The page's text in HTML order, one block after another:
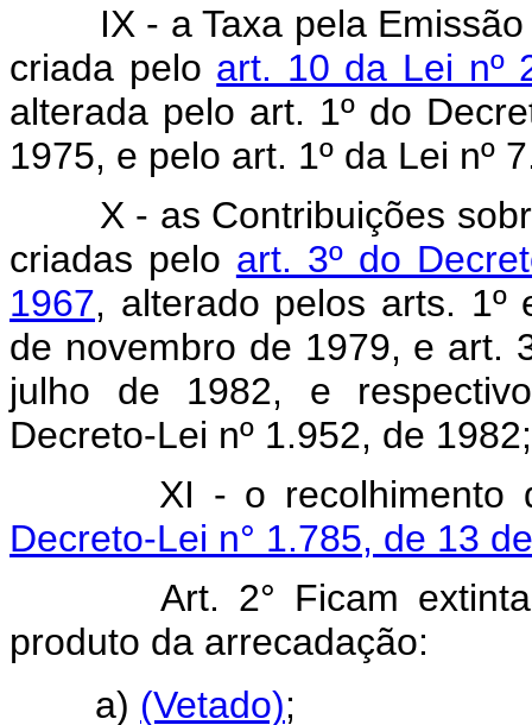
IX - a Taxa pela
criada pelo art. 10 da Lei nº
alterada pelo art. 1º do
1975, e pelo art. 1º da Lei nº
X - as Contribuições
criadas pelo art. 3º do
1967, alterado pelos arts. 1º
de novembro de 1979, e art.
julho de 1982, e
Decreto-Lei nº 1.952, de 1982;
XI - o recolhimento
Decreto-Lei n° 1.785, de 13
Art. 2° Ficam
produto da arrecadação:
a) (Vetado);